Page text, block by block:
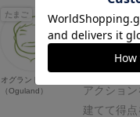
ているこ
クンを一気
手を神殿
れますが
とタイル
ます。パ
レビュー
ボードゲ
った点の
アクショ
建てて得
たまご
オグランド
（Oguland）